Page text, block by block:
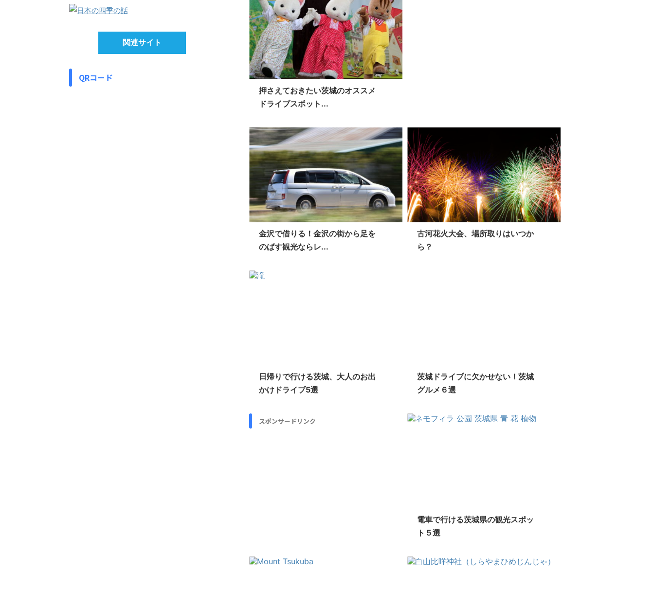
押さえておきたい茨城のオススメ
ドライブスポット...
金沢で借りる！金沢の街から足を
のばす観光ならレ...
古河花火大会、場所取りはいつか
ら？
日帰りで行ける茨城、大人のお出
かけドライブ5選
茨城ドライブに欠かせない！茨城
グルメ６選
スポンサードリンク
電車で行ける茨城県の観光スポッ
ト５選
関連サイト
QRコード